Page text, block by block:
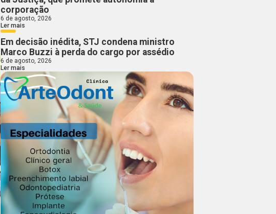
corporação
6 de agosto, 2026
Ler mais
Em decisão inédita, STJ condena ministro
Marco Buzzi à perda do cargo por assédio
6 de agosto, 2026
Ler mais